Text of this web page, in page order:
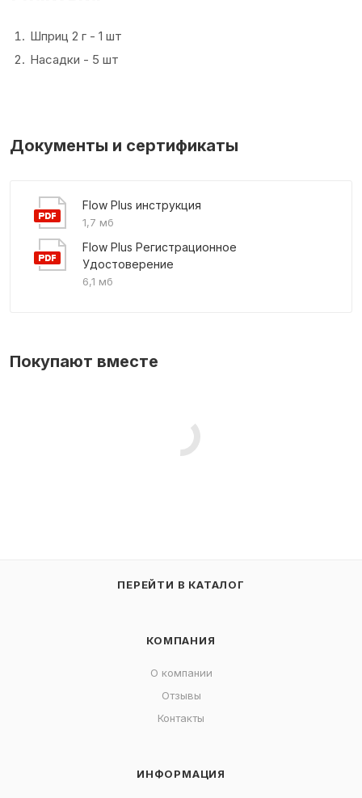
Шприц 2 г - 1 шт
Насадки - 5 шт
Документы и сертификаты
Flow Plus инструкция
1,7 мб
Flow Plus Регистрационное
Удостоверение
6,1 мб
Покупают вместе
ПЕРЕЙТИ В КАТАЛОГ
КОМПАНИЯ
О компании
Отзывы
Контакты
ИНФОРМАЦИЯ